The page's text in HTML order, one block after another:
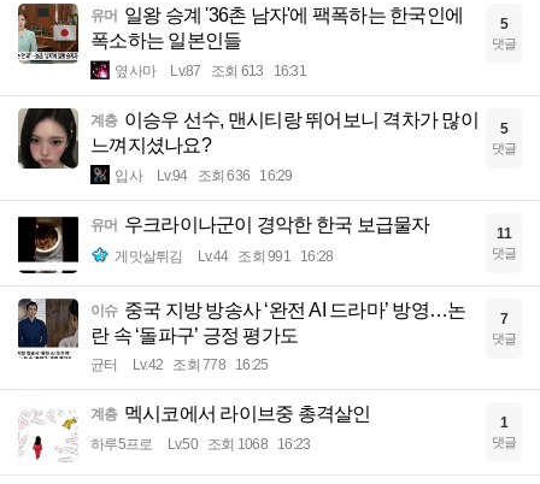
유머 일왕 승계 '36촌 남자'에 팩폭하는 한국인에
폭소하는 일본인들
옆사마 Lv.87 조회 613 16:31
5
댓글
계층 이승우 선수, 맨시티랑 뛰어보니 격차가 많이
느껴지셨나요?
입사 Lv.94 조회 636 16:29
5
댓글
유머 우크라이나군이 경악한 한국 보급물자
게맛살튀김 Lv.44 조회 991 16:28
11
댓글
이슈 중국 지방 방송사 ‘완전 AI 드라마’ 방영…논
란 속 ‘돌파구’ 긍정 평가도
균터 Lv.42 조회 778 16:25
7
댓글
계층 멕시코에서 라이브중 총격살인
하루5프로 Lv.50 조회 1068 16:23
1
댓글